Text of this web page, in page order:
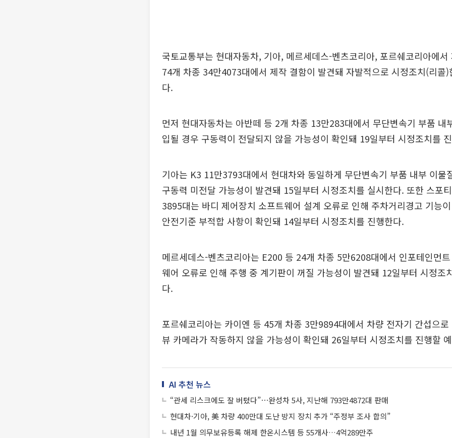
국토교통부는 현대자동차, 기아, 메르세데스-벤츠코리아, 포르쉐코리아에서
74개 차종 34만4073대에서 제작 결함이 발견돼 자발적으로 시정조치(리콜
다.
먼저 현대자동차는 아반떼 등 2개 차종 13만283대에서 무단변속기 부품 내
입될 경우 구동력이 전달되지 않을 가능성이 확인돼 19일부터 시정조치를
기아는 K3 11만3793대에서 현대차와 동일하게 무단변속기 부품 내부 이물
구동력 미전달 가능성이 발견돼 15일부터 시정조치를 실시한다. 또한 스포
3895대는 바디 제어장치 소프트웨어 설계 오류로 인해 주차거리경고 기능
안전기준 부적합 사항이 확인돼 14일부터 시정조치를 진행한다.
메르세데스-벤츠코리아는 E200 등 24개 차종 5만6208대에서 인포테인먼
웨어 오류로 인해 주행 중 계기판이 꺼질 가능성이 발견돼 12일부터 시정조
다.
포르쉐코리아는 카이엔 등 45개 차종 3만9894대에서 차량 전자기 간섭으
뷰 카메라가 작동하지 않을 가능성이 확인돼 26일부터 시정조치를 진행할
AI 추천 뉴스
“관세 리스크에도 잘 버텼다”⋯완성차 5사, 지난해 793만4872대 판매
현대차·기아, 美 차량 400만대 도난 방지 장치 추가 “주정부 조사 합의”
내년 1월 의무보유등록 해제 한온시스템 등 55개사…4억289만주